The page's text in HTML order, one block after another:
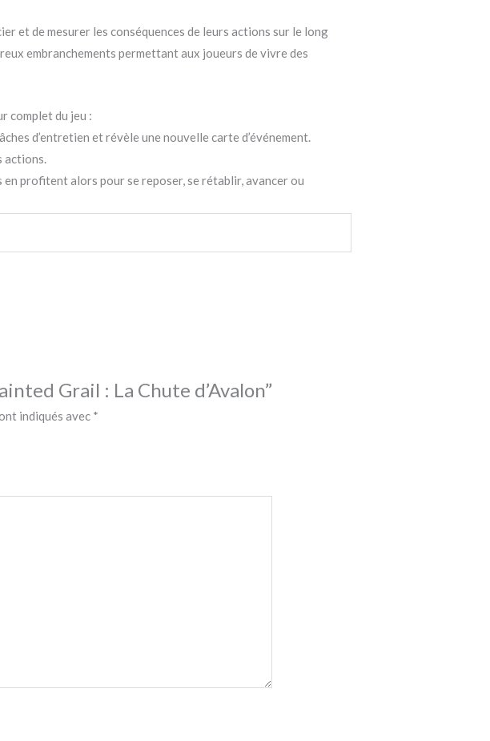
et de mesurer les conséquences de leurs actions sur le long
embranchements permettant aux joueurs de vivre des
complet du jeu :
d’entretien et révèle une nouvelle carte d’événement.
profitent alors pour se reposer, se rétablir, avancer ou
Grail : La Chute d’Avalon”
indiqués avec *